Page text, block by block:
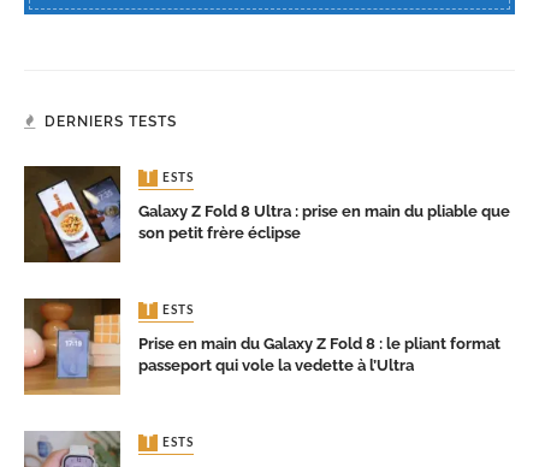
DERNIERS TESTS
TESTS
Galaxy Z Fold 8 Ultra : prise en main du pliable que
son petit frère éclipse
TESTS
Prise en main du Galaxy Z Fold 8 : le pliant format
passeport qui vole la vedette à l’Ultra
TESTS